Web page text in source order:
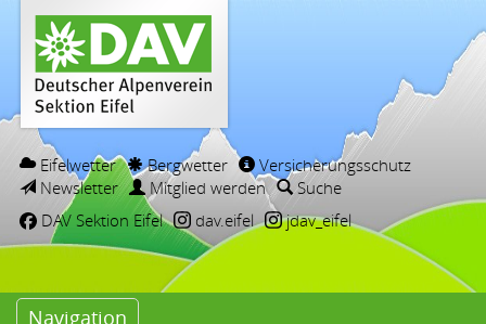
Eifelwetter Bergwetter
Versicherungsschutz
Newsletter
Mitglied werden
Suche
DAV Sektion Eifel
dav.eifel jdav_eifel
Navigation